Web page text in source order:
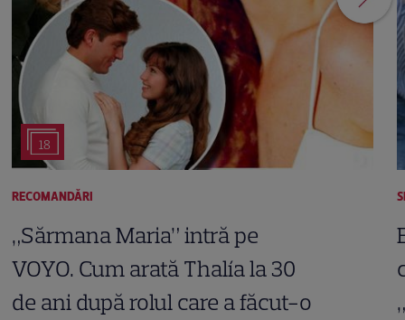
18
RECOMANDĂRI
„Sărmana Maria” intră pe
VOYO. Cum arată Thalía la 30
de ani după rolul care a făcut-o